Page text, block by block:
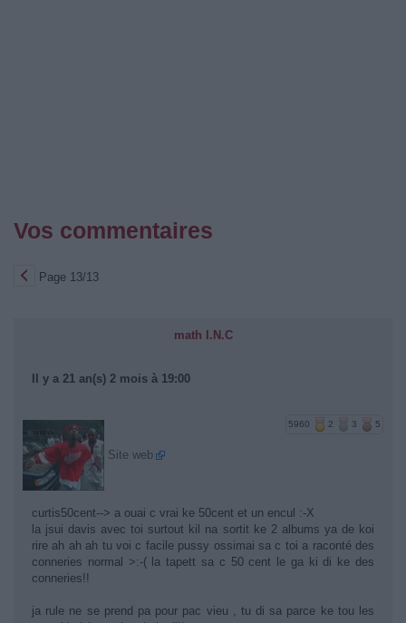
Vos commentaires
Page 13/13
math I.N.C
Il y a 21 an(s) 2 mois à 19:00
5960 2 3 5
Site web
curtis50cent--> a ouai c vrai ke 50cent et un encul :-X
la jsui davis avec toi surtout kil na sortit ke 2 albums ya de koi
rire ah ah ah tu voi c facile pussy ossimai sa c toi a raconté des
conneries normal >:-( la tapett sa c 50 cent le ga ki di ke des
conneries!!
ja rule ne se prend pa pour pac vieu , tu di sa parce ke tou les